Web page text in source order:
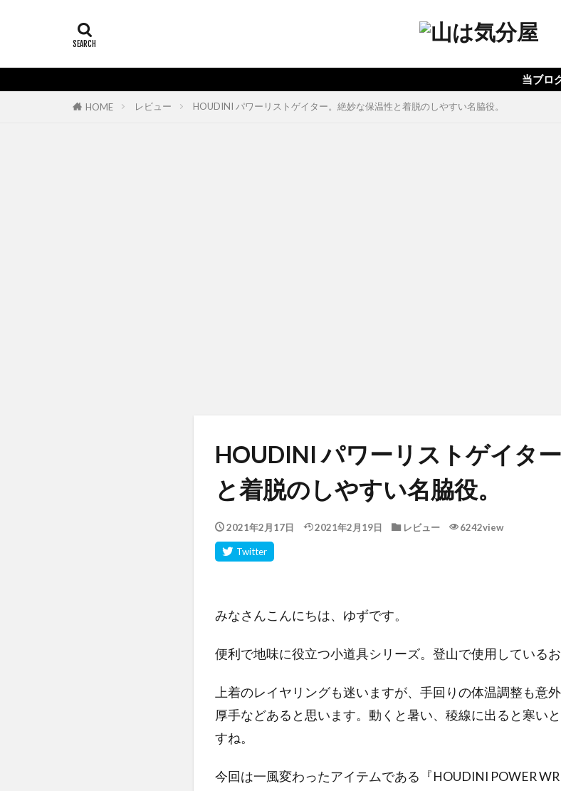
当ブログの運営で
HOME レビュー HOUDINI パワーリストゲイター。絶妙な保温性と着脱のしやすい名脇役。
HOUDINI パワーリストゲイタ
と着脱のしやすい名脇役。
2021年2月17日 2021年2月19日 レビュー 6242view
みなさんこんにちは、ゆずです。
便利で地味に役立つ小道具シリーズ。登山で使用している
上着のレイヤリングも迷いますが、手回りの体温調整も意
厚手などあると思います。動くと暑い、稜線に出ると寒い
すね。
今回は一風変わったアイテムである『HOUDINI POWER